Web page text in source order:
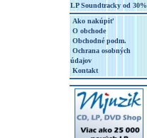
LP Soundtracky od 30%
Ako nakúpiť
O obchode
Obchodné podm.
Ochrana osobných
údajov
Kontakt